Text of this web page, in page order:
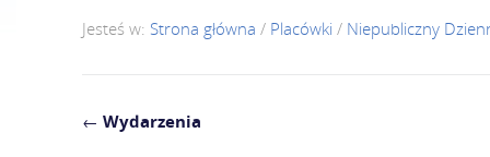
Jesteś w: Strona główna / Placówki / Niepubliczny
← Wydarzenia